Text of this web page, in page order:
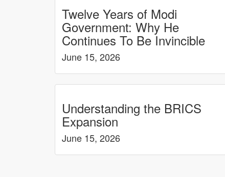
Twelve Years of Modi
Government: Why He
Continues To Be Invincible
June 15, 2026
Understanding the BRICS
Expansion
June 15, 2026